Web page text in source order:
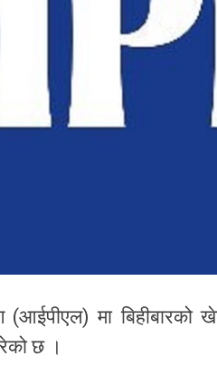
(आईपीएल) मा बिहीबारको
छ ।